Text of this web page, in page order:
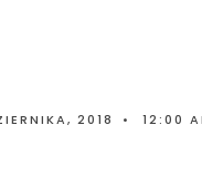
2018 • 12:00